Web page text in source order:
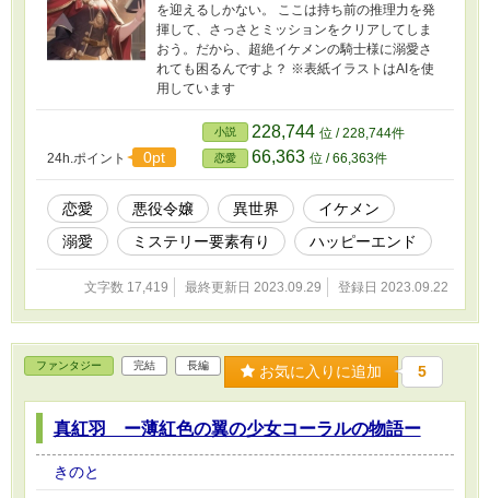
を迎えるしかない。 ここは持ち前の推理力を発
揮して、さっさとミッションをクリアしてしま
おう。だから、超絶イケメンの騎士様に溺愛さ
れても困るんですよ？ ※表紙イラストはAIを使
用しています
24h.ポイント 0pt
小説 228,744 位 / 228,744件
恋愛 66,363 位 / 66,363件
恋愛 悪役令嬢 異世界
イケメン
溺愛
ミステリー要素有り ハッピーエンド
文字数 17,419 最終更新日 2023.09.29 登録日 2023.09.22
ファンタジー 完結 長編 お気に入りに追加 5
真紅羽 ー薄紅色の翼の少女コーラルの物語ー
きのと